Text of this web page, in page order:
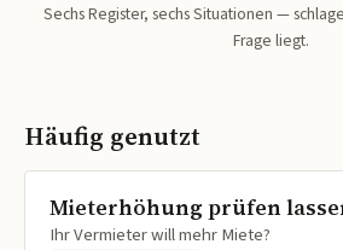
Sechs Register, sechs Situationen —
Frage liegt.
Häufig genutzt
Mieterhöhung prüfen
Ihr Vermieter will mehr Miete?